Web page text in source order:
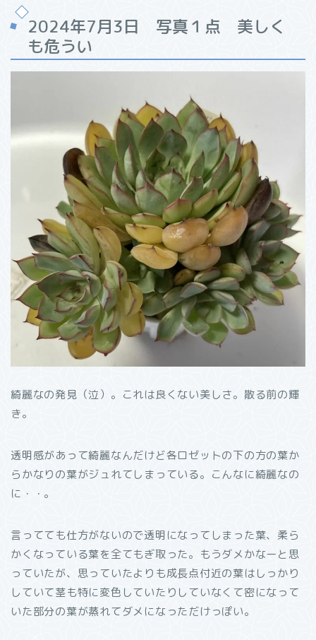
2024年7月3日 写真１点 美しく
も危うい
綺麗なの発見（泣）。これは良くない美しさ。散る前の輝
き。
透明感があって綺麗なんだけど各ロゼットの下の方の葉か
らかなりの葉がジュれてしまっている。こんなに綺麗なの
に・・。
言ってても仕方がないので透明になってしまった葉、柔ら
かくなっている葉を全てもぎ取った。もうダメかなーと思
っていたが、思っていたよりも成長点付近の葉はしっかり
していて茎も特に変色していたりしていなくて密になって
いた部分の葉が蒸れてダメになっただけっぽい。